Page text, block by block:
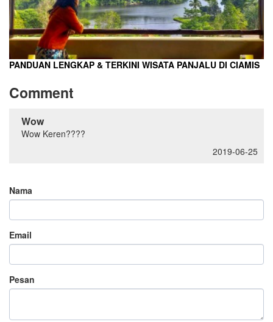
PANDUAN LENGKAP & TERKINI WISATA PANJALU DI CIAMIS
Comment
Wow
Wow Keren????
2019-06-25
Nama
Email
Pesan